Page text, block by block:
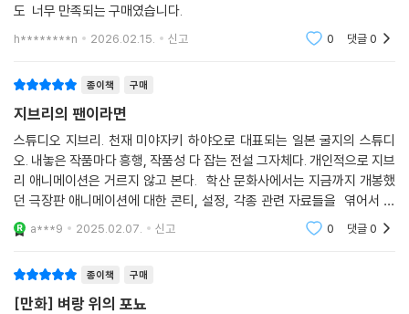
도 너무 만족되는 구매였습니다.
h********n 2026.02.15. 신고 0 댓글0
종이책 구매
지브리의 팬이라면
스튜디오 지브리. 천재 미야자키 하야오로 대표되는 일본 굴지의 스튜디
오. 내놓은 작품마다 흥행, 작품성 다 잡는 전설 그자체다. 개인적으로 지브
리 애니메이션은 거르지 않고 본다. 학산 문화사에서는 지금까지 개봉했
던 극장판 애니메이션에 대한 콘티, 설정, 각종 관련 자료들을 엮어서 만
든 아트북도 역시 정발해줘서 포뇨의 감동을 다시한번 체험해본다.
a***9 2025.02.07. 신고 0 댓글0
종이책 구매
[만화] 벼랑 위의 포뇨